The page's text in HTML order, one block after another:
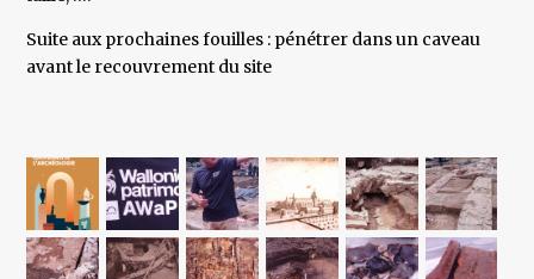
Suite aux prochaines fouilles : pénétrer dans un caveau
avant le recouvrement du site